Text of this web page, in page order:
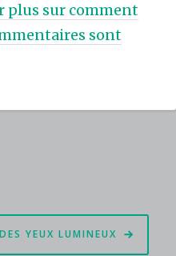
plus sur comment
sont
YEUX LUMINEUX